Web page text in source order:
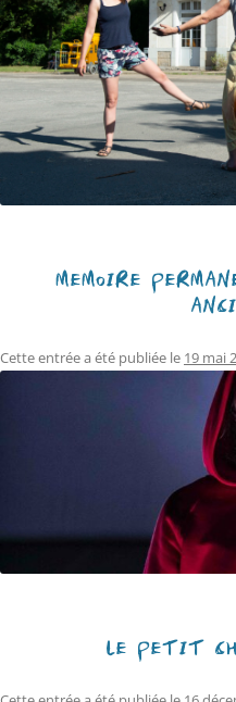
MÉMOIRE
Cette entrée a été publiée le 19 mai
LE PETIT